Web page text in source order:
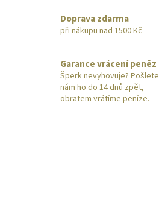
Doprava zdarma
při nákupu nad 1500 Kč
Garance vrácení peněz
Šperk nevyhovuje? Pošlete
nám ho do 14 dnů zpět,
obratem vrátíme peníze.